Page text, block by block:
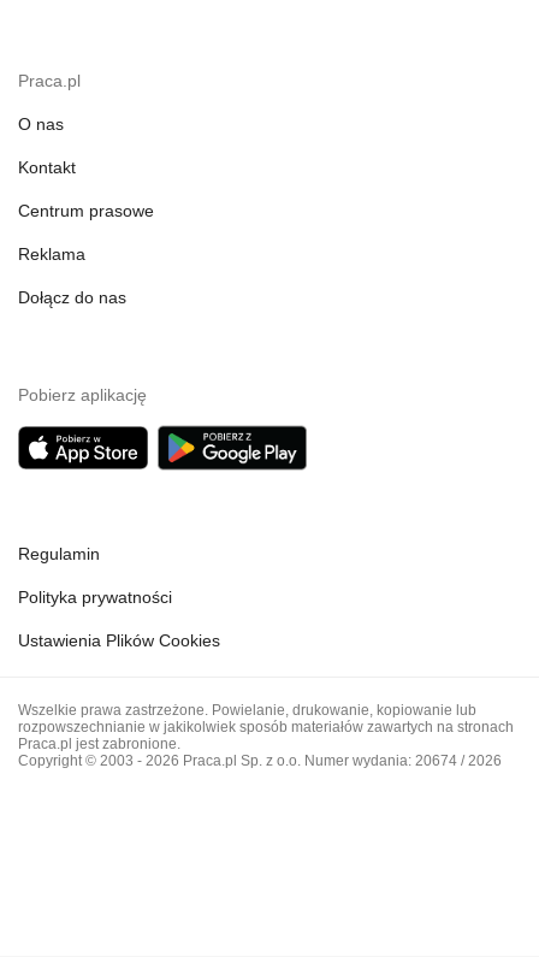
Praca.pl
O nas
Kontakt
Centrum prasowe
Reklama
Dołącz do nas
Pobierz aplikację
Regulamin
Polityka prywatności
Ustawienia Plików Cookies
Wszelkie prawa zastrzeżone. Powielanie, drukowanie, kopiowanie lub
rozpowszechnianie w jakikolwiek sposób materiałów zawartych na stronach
Praca.pl jest zabronione.
Copyright © 2003 - 2026 Praca.pl Sp. z o.o. Numer wydania: 20674 / 2026